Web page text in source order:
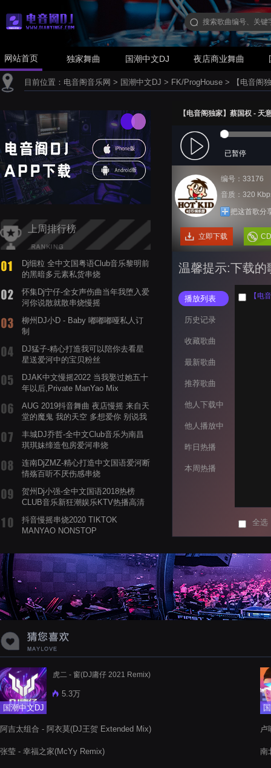
网站首页 独家舞曲 国潮中文DJ 夜店商业舞曲
目前位置： 电音阁音乐网 > 国潮中文DJ > FK/ProgHouse > 【电音阁
上周排行榜
Dj细粒 全中文国粤语Club音乐黎明前
的黑暗多元素私货串烧
怀集Dj宁仔-全女声伤曲当年我堕入爱
河你说散就散串烧慢摇
柳州DJ小D - Baby 嘟嘟嘟哑私人订
制
DJ猛子-精心打造我可以陪你去看星
星送爱河中的宝贝粉丝
DJAK中文慢摇2022 当我娶过她五十
年以后,Private ManYao Mix
AUG 2019抖音舞曲 夜店慢摇 来自天
堂的魔鬼 我的天空 多想爱你 别说我
丰城DJ乔哲-全中文Club音乐为南昌
琪琪妹缔造包房爱河串烧
连南DjZMZ-精心打造中文国语爱河断
情殇百听不厌伤感串烧
贺州Dj小强-全中文国语2018热榜
CLUB音乐新狂潮娱乐KTV热播高清
抖音慢摇串烧2020 TIKTOK
MANYAO NONSTOP
蝉爸爸妈妈爱存在夏天的风是想你的
声音啊
【电音阁独家】蔡国权 -
已暂停
编号：33176
音质：320
把这首歌分
立即下载
温馨提示:下载的
播放列表
历史记录
收藏歌曲
最新歌曲
推荐歌曲
他人下载中
他人播放中
昨日热播
本周热播
全选
国潮中文DJ
虎二 - 窗(DJ庸仔 2021 Remix)
5.3万
阿吉太组合 - 阿衣莫(DJ王贺 Extended Mix)
张莹 - 幸福之家(McYy Remix)
卢
南